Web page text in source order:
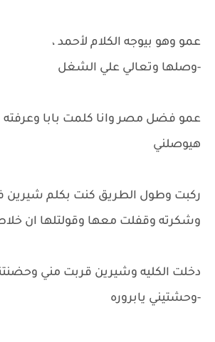
عمو وهو بيوجه الكلام لأحمد ،
-وصلها وتعالي علي الشغل
عمو فضل مصر وانا كلمت بابا وعرفته
هيوصلني
ركبت وطول الطريق كنت بكلم شيرين
وشكرته وقفلت معها وقولتلها ان
دخلت الكليه وشيرين قربت مني
-وحشتيني يابروره